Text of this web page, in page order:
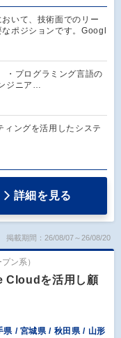
いて、技術面でのリー
ポジションです。Googl
・プログラミング言語の
ジニア…
ィングを活用したシステ
詳細を見る
掲載期間：26/08/07～26/08/20
ン系）
Cloudを活用し顧
県 / 宮城県 / 秋田県 / 山形